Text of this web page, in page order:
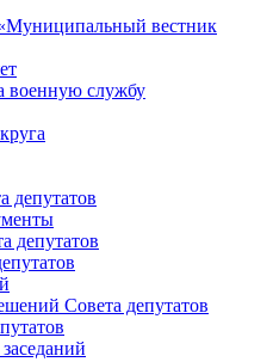
вестник
военную службу
депутатов
депутатов
Совета депутатов